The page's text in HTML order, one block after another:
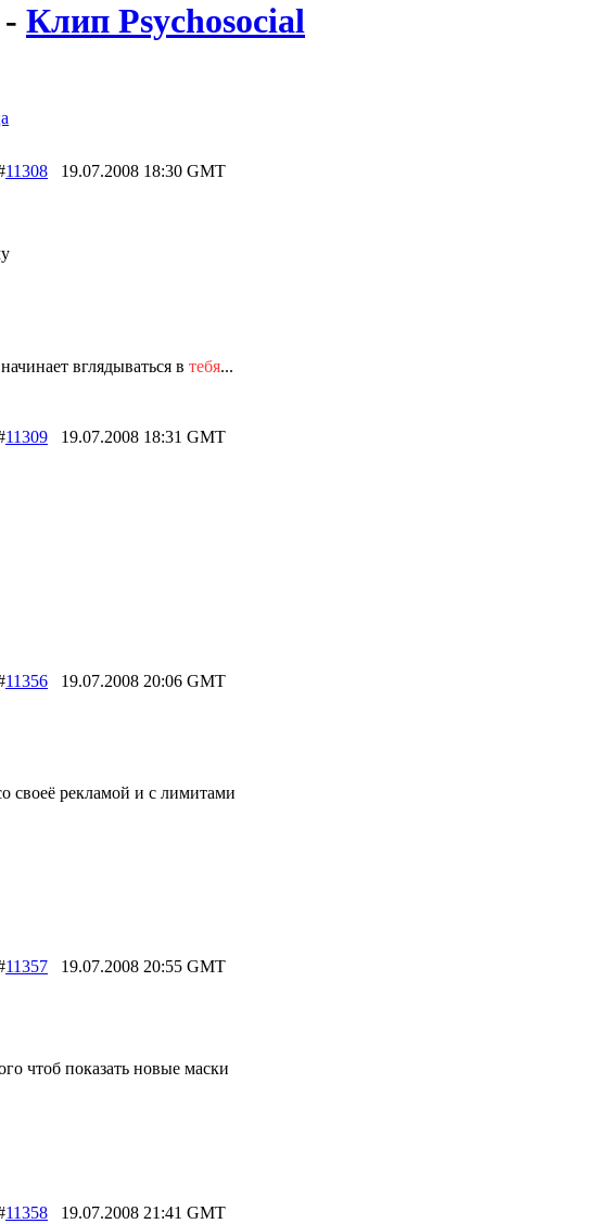
- Клип Psychosocial
11308 19.07.2008 18:30 GMT
вглядываться в тебя...
11309 19.07.2008 18:31 GMT
11356 19.07.2008 20:06 GMT
своеё рекламой и с лимитами
11357 19.07.2008 20:55 GMT
чтоб показать новые маски
11358 19.07.2008 21:41 GMT